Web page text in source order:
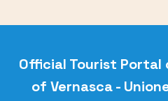
Official Tourist Portal
of Vernasca -